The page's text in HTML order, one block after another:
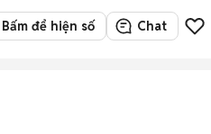
để hiện số Chat